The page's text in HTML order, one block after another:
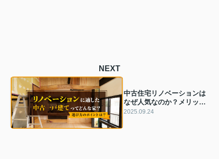
NEXT
中古住宅リノベーションは
なぜ人気なのか？メリット
や注意点ポイントも解説
2025.09.24